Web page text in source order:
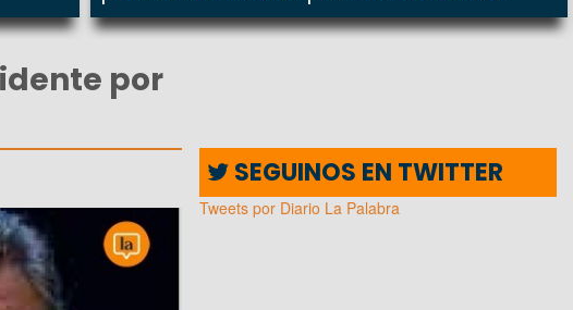
por
SEGUINOS EN TWITTER
Tweets por Diario La Palabra